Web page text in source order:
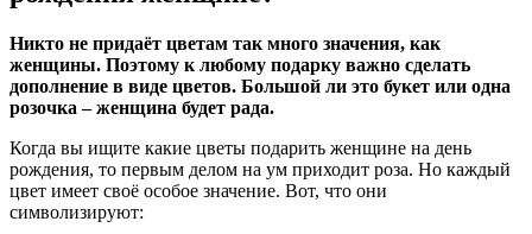
Никто не придаёт цветам так много значения, как
женщины. Поэтому к любому подарку важно сделать
дополнение в виде цветов. Большой ли это букет или одна
розочка – женщина будет рада.
Когда вы ищите какие цветы подарить женщине на день
рождения, то первым делом на ум приходит роза. Но каждый
цвет имеет своё особое значение. Вот, что они
символизируют: